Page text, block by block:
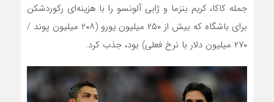
جمله کاکا، کریم بنزما و ژابی آلونسو را با هزینه‌ای رکوردشکن
برای باشگاه که بیش از ۲۵۰ میلیون یورو (۲۰۸ میلیون پوند /
۲۷۰ میلیون دلار با نرخ فعلی) بود، جذب کرد.